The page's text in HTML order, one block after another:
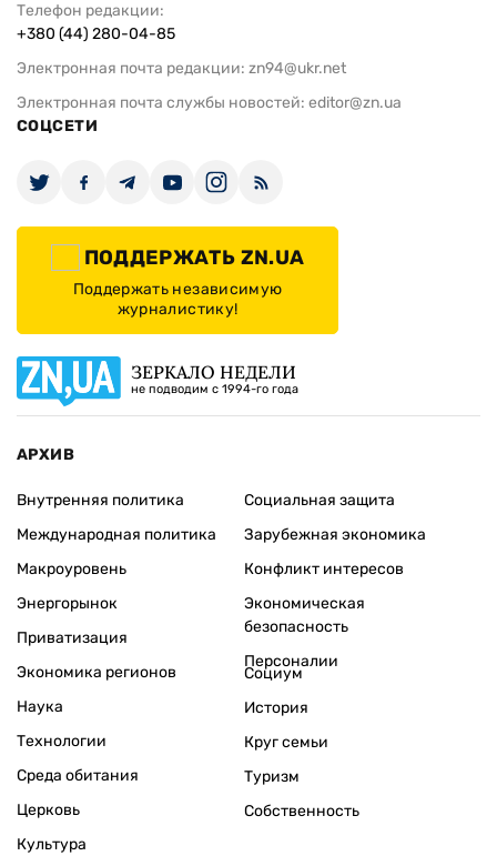
Телефон редакции:
+380 (44) 280-04-85
Электронная почта редакции: zn94@ukr.net
Электронная почта службы новостей: editor@zn.ua
СОЦСЕТИ
ПОДДЕРЖАТЬ ZN.UA
Поддержать независимую
журналистику!
ЗЕРКАЛО НЕДЕЛИ
не подводим с 1994-го года
АРХИВ
Внутренняя политика
Международная политика
Макроуровень
Энергорынок
Приватизация
Экономика регионов
Социальная защита
Зарубежная экономика
Конфликт интересов
Экономическая
безопасность
Персоналии
Наука
Технологии
Среда обитания
Церковь
Культура
Социум
История
Круг семьи
Туризм
Собственность